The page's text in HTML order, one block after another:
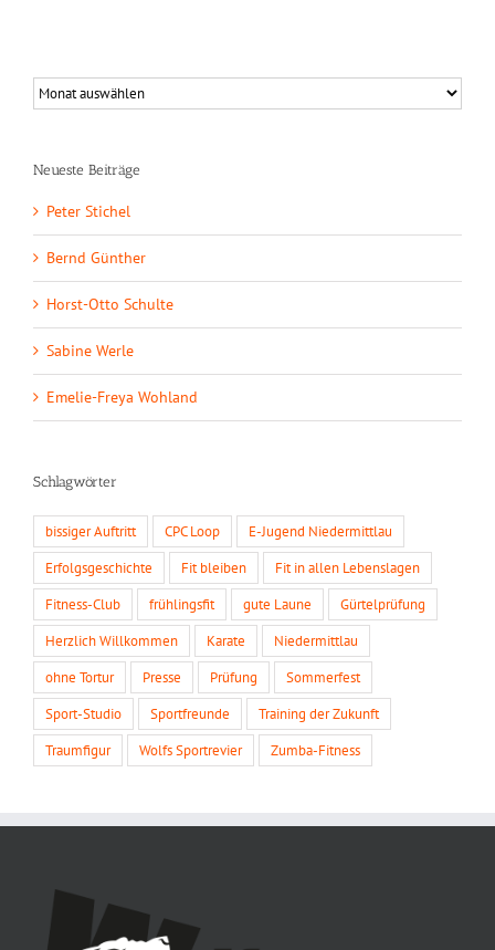
Neueste Beiträge
Peter Stichel
Bernd Günther
Horst-Otto Schulte
Sabine Werle
Emelie-Freya Wohland
Schlagwörter
bissiger Auftritt CPC Loop E-Jugend Niedermittlau
Erfolgsgeschichte Fit bleiben Fit in allen Lebenslagen
Fitness-Club frühlingsfit gute Laune Gürtelprüfung
Herzlich Willkommen Karate Niedermittlau
ohne Tortur Presse Prüfung Sommerfest
Sport-Studio Sportfreunde Training der Zukunft
Traumfigur Wolfs Sportrevier Zumba-Fitness